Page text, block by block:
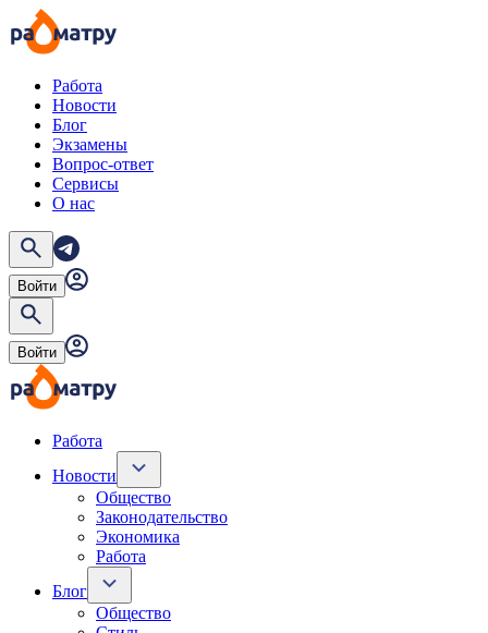
Работа
Новости
Блог
Экзамены
Вопрос-ответ
Сервисы
О нас
Войти
Войти
Работа
Новости
Общество
Законодательство
Экономика
Работа
Блог
Общество